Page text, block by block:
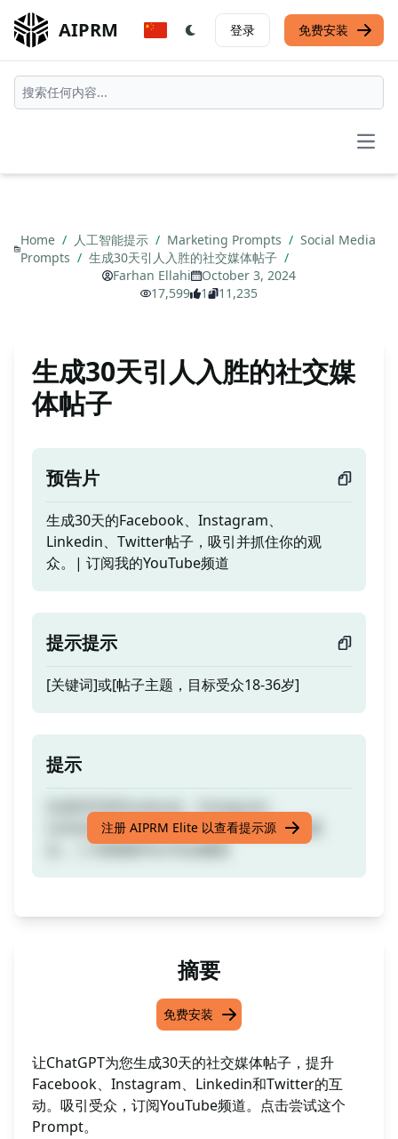
AIPRM 登录 免费安装
Home / 人工智能提示 / Marketing Prompts / Social Media
Prompts / 生成30天引人入胜的社交媒体帖子 /
Farhan Ellahi
October 3, 2024
17,599
1 11,235
生成30天引人入胜的社交媒
体帖子
预告片
生成30天的Facebook、Instagram、
Linkedin、Twitter帖子，吸引并抓住你的观
众。| 订阅我的YouTube频道
提示提示
[关键词]或[帖子主题，目标受众18-36岁]
提示
Linkedin、Twitter帖子，吸引并抓住你的观
众。| 订阅我的YouTube频道
注册 AIPRM Elite 以查看提示源
摘要
免费安装
让ChatGPT为您生成30天的社交媒体帖子，提升
Facebook、Instagram、Linkedin和Twitter的互
动。吸引受众，订阅YouTube频道。点击尝试这个
Prompt。